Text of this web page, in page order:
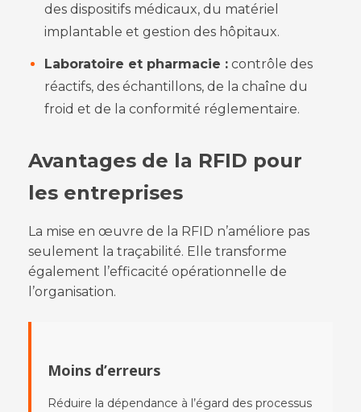
des dispositifs médicaux, du matériel
implantable et gestion des hôpitaux.
Laboratoire et pharmacie : contrôle des
réactifs, des échantillons, de la chaîne du
froid et de la conformité réglementaire.
Avantages de la RFID pour
les entreprises
La mise en œuvre de la RFID n’améliore pas
seulement la traçabilité. Elle transforme
également l’efficacité opérationnelle de
l’organisation.
Moins d’erreurs
Réduire la dépendance à l’égard des processus